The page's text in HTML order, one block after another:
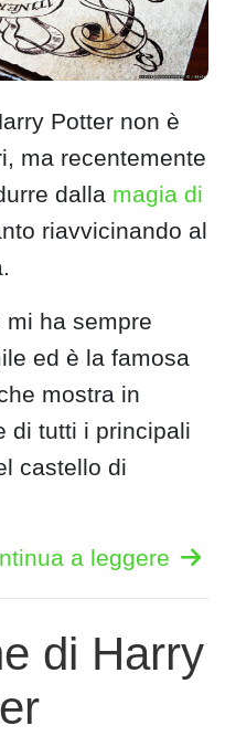
Potter non è
ma recentemente
dalla magia di
riavvicinando al
mi ha sempre
ed è la famosa
mostra in
di tutti i principali
castello di
a leggere
di Harry